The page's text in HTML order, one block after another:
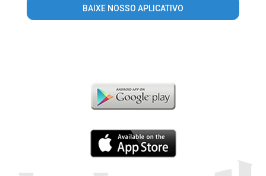
BAIXE NOSSO APLICATIVO